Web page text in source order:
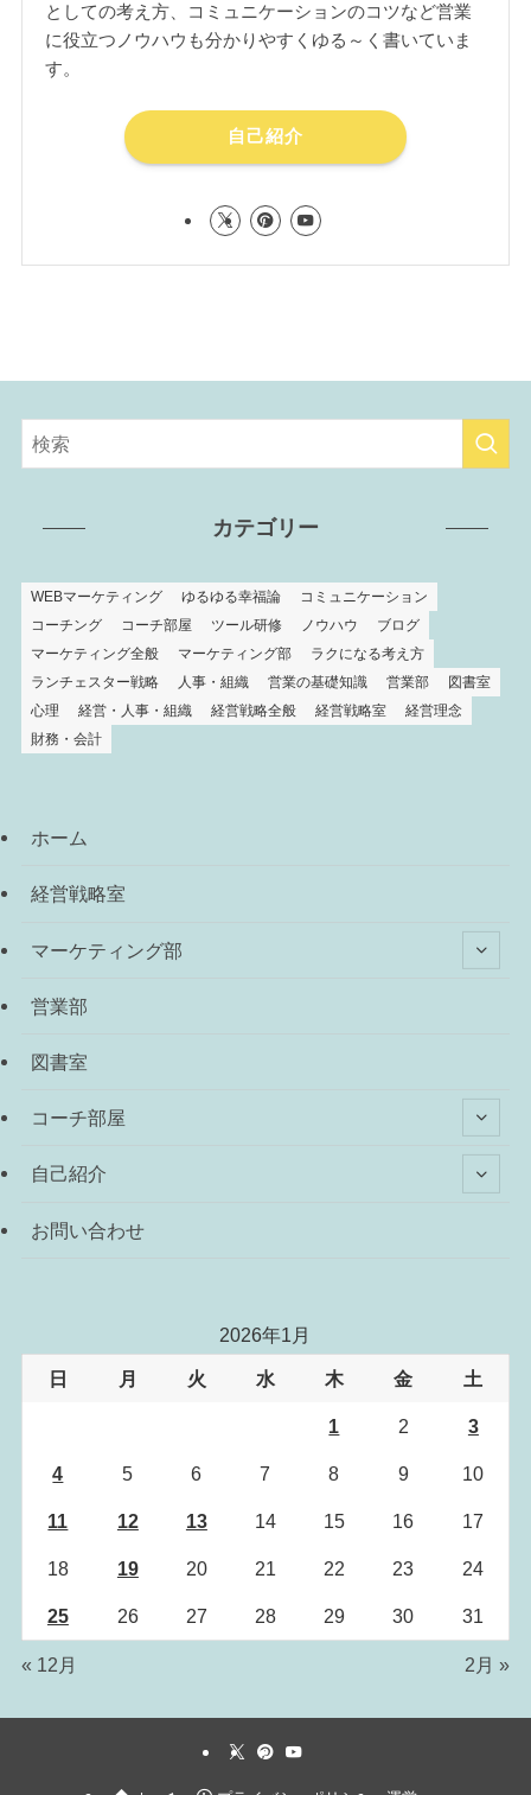
としての考え方、コミュニケーションのコツなど営業
に役立つノウハウも分かりやすくゆる～く書いていま
す。
自己紹介
カテゴリー
WEBマーケティング ゆるゆる幸福論
コミュニケーション
コーチング
コーチ部屋 ツール研修 ノウハウ
ブログ
マーケティング全般
マーケティング部
ラクになる考え方
ランチェスター戦略
人事・組織 営業の基礎知識 営業部
図書室
心理
経営・人事・組織 経営戦略全般 経営戦略室
経営理念
財務・会計
ホーム
経営戦略室
マーケティング部
営業部
図書室
コーチ部屋
自己紹介
お問い合わせ
2026年1月
日 月 火 水 木 金 土
1 2 3
4 5 6 7 8 9 10
11 12 13 14 15 16 17
18 19 20 21 22 23 24
25 26 27 28 29 30 31
« 12月 2月 »